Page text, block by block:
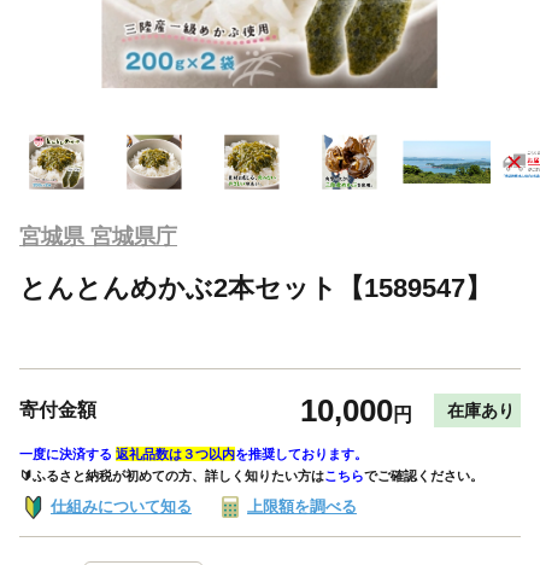
宮城県 宮城県庁
とんとんめかぶ2本セット【1589547】
寄付金額 10,000円 在庫あり
一度に決済する 返礼品数は３つ以内を推奨しております。
🔰ふるさと納税が初めての方、詳しく知りたい方はこちらでご確認ください。
仕組みについて知る 上限額を調べる